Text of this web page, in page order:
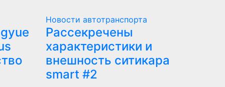
Новости автотранспорта
Рассекречены
характеристики и
внешность ситикара
smart #2